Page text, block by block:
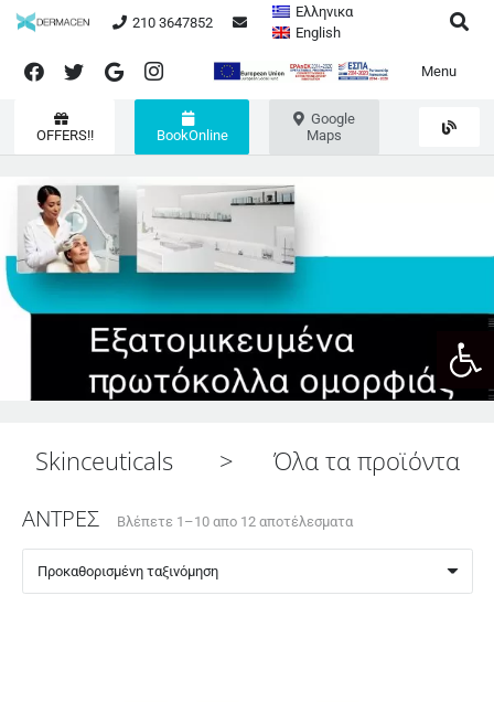
210 3647852
Ελληνικα
English
Menu
OFFERS!! BookOnline
Google
Maps
Skinceuticals> Όλα τα προϊόντα
ΑΝΤΡΕΣ Βλέπετε 1–10 απο 12 αποτέλεσματα